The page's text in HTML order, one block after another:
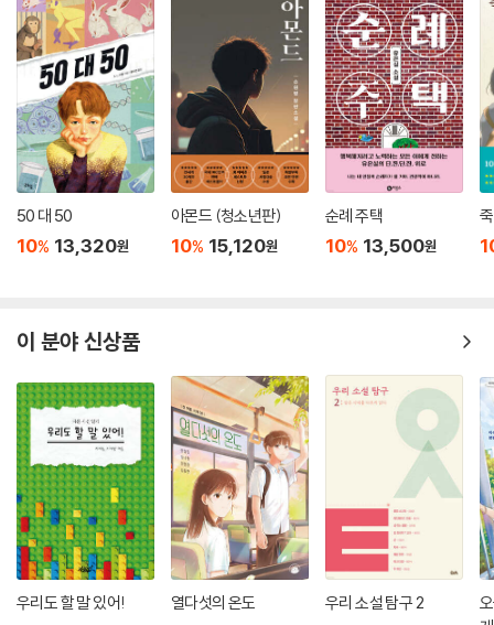
50 대 50
10% 13,320원
아몬드 (청소년판)
10% 15,120원
순례 주택
10% 13,500원
이 분야 신상품
우리도 할 말 있어! 열다섯의 온도 우리 소설 탐구 2